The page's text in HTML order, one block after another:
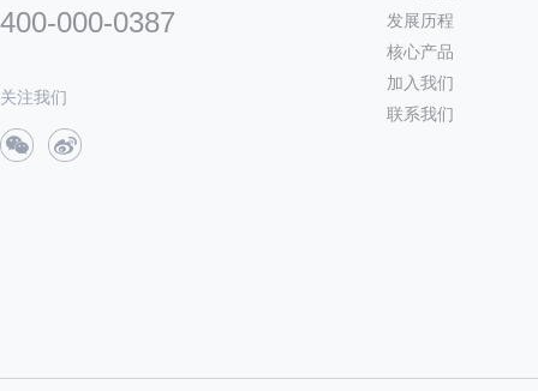
400-000-0387
关注我们
发展历程
核心产品
加入我们
联系我们